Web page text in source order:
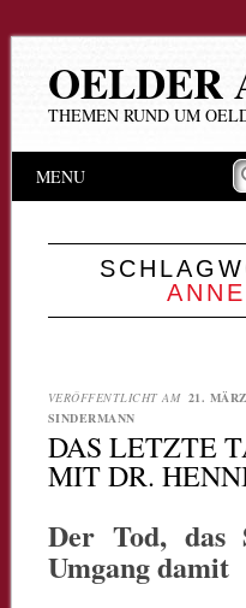
OELDER
THEMEN RUND UM
Hauptmenü
Inhalt
MENU
VERÖFFENTLICHT AM 21.
SINDERMANN
DAS LETZTE
MIT DR.
Der Tod, das
Umgang damit